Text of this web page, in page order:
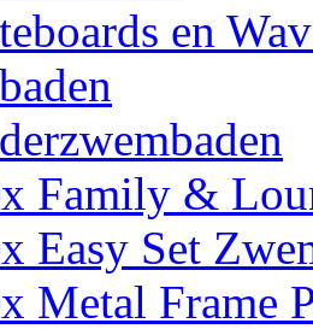
en
Family &
Easy Set
Metal Frame